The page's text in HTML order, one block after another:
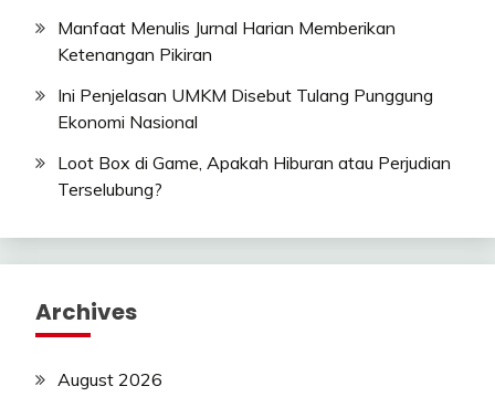
Manfaat Menulis Jurnal Harian Memberikan
Ketenangan Pikiran
Ini Penjelasan UMKM Disebut Tulang Punggung
Ekonomi Nasional
Loot Box di Game, Apakah Hiburan atau Perjudian
Terselubung?
Archives
August 2026